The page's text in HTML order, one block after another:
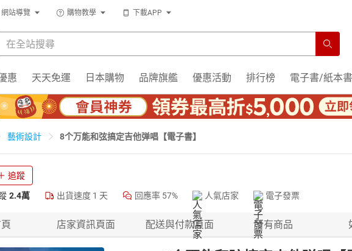
網站導覽 購物教學 下載APP
惠 天天免運 日本購物 品牌旗艦 優惠活動 排行榜 電子書/紙本書
藝術設計 8个万能和弦搞定吉他弹唱【電子書】
追蹤
2.4萬 出貨速度 1 天 回應率 57% 人氣店家 電子發票
店家資訊頁面 配送與付款頁面 所有商品